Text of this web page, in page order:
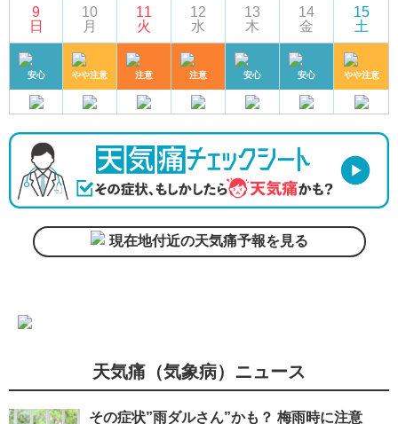
9
日
安心
10
月
やや注意
11
火
注意
12
水
注意
13
木
安心
14
金
安心
15
土
やや注意
現在地付近の天気痛予報を見る
天気痛（気象病）ニュース
その症状”雨ダルさん”かも？ 梅雨時に注意